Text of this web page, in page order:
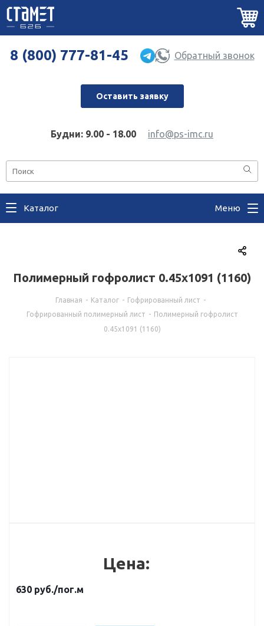
8 (800) 777-81-45 Обратный звонок
Оставить заявку
Будни: 9.00 - 18.00 info@ps-imc.ru
Каталог Меню
Полимерный гофролист 0.45x1091 (1160)
Главная - Каталог - Гофрированный лист -
Гофрированный полимерный лист - Полимерный гофролист
0.45x1091 (1160)
Цена:
630 руб./пог.м